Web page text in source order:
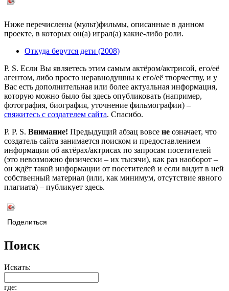
Ниже перечислены (мульт)фильмы, описанные в данном
проекте, в которых он(а) играл(а) какие-либо роли.
Откуда берутся дети (2008)
P. S. Если Вы являетесь этим самым актёром/актрисой, его/её
агентом, либо просто неравнодушны к его/её творчеству, и у
Вас есть дополнительная или более актуальная информация,
которую можно было бы здесь опубликовать (например,
фотография, биография, уточнение фильмографии) –
свяжитесь с создателем сайта. Спасибо.
P. P. S. Внимание! Предыдущий абзац вовсе не означает, что
создатель сайта занимается поиском и предоставлением
информации об актёрах/актрисах по запросам посетителей
(это невозможно физически – их тысячи), как раз наоборот –
он ждёт такой информации от посетителей и если видит в ней
собственный материал (или, как минимум, отсутствие явного
плагиата) – публикует здесь.
Поделиться
Поиск
Искать:
где: